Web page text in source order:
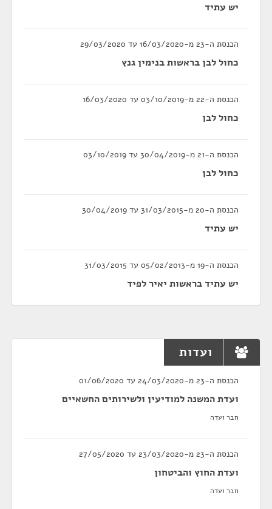
יש עתיד
הכנסת ה-23 מ-16/03/2020 עד 29/03/2020
כחול לבן בראשות בנימין גנץ
הכנסת ה-22 מ-03/10/2019 עד 16/03/2020
כחול לבן
הכנסת ה-21 מ-30/04/2019 עד 03/10/2019
כחול לבן
הכנסת ה-20 מ-31/03/2015 עד 30/04/2019
יש עתיד
הכנסת ה-19 מ-05/02/2013 עד 31/03/2015
יש עתיד בראשות יאיר לפיד
ועדות
הכנסת ה-23 מ-24/03/2020 עד 01/06/2020
ועדת המשנה למודיעין ולשירותים החשאיים
חבר ועדה
הכנסת ה-23 מ-23/03/2020 עד 27/05/2020
ועדת החוץ והביטחון
חבר ועדה